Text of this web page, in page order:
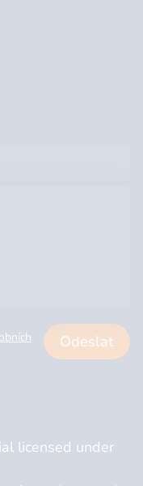
Odeslat
licensed under